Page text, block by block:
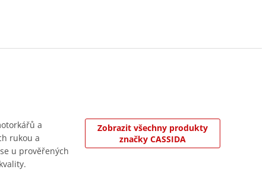
a
rukou a
u prověřených
Zobrazit všechny produkty
značky CASSIDA